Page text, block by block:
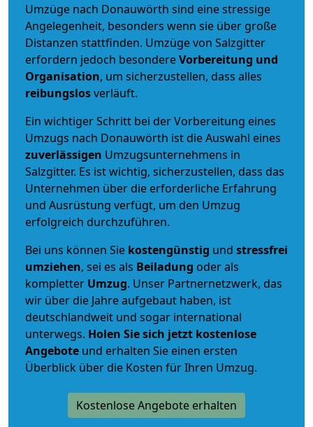
Umzüge nach Donauwörth sind eine stressige
Angelegenheit, besonders wenn sie über große
Distanzen stattfinden. Umzüge von Salzgitter
erfordern jedoch besondereVorbereitung und
Organisation, um sicherzustellen, dass alles
reibungslosverläuft.
Ein wichtiger Schritt bei der Vorbereitung eines
Umzugs nach Donauwörth ist die Auswahl eines
zuverlässigen Umzugsunternehmens in
Salzgitter. Es ist wichtig, sicherzustellen, dass das
Unternehmen über die erforderliche Erfahrung
und Ausrüstung verfügt, um den Umzug
erfolgreich durchzuführen.
Bei uns können Sie kostengünstig und stressfrei
umziehen, sei es als Beiladung oder als
kompletter Umzug. Unser Partnernetzwerk, das
wir über die Jahre aufgebaut haben, ist
deutschlandweit und sogar international
unterwegs. Holen Sie sich jetzt kostenlose
Angebote und erhalten Sie einen ersten
Überblick über die Kosten für Ihren Umzug.
Kostenlose Angebote erhalten